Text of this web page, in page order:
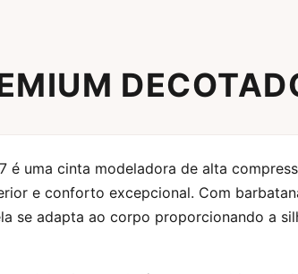
é uma cinta modeladora de alta
e conforto excepcional. Com
se adapta ao corpo proporcionando a